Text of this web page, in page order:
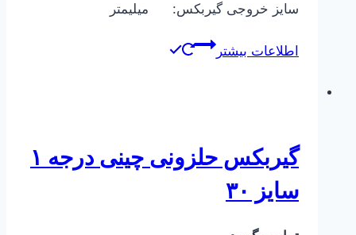
سایز خروجی گیربکس: میلیمتر
اطلاعات بیشتر
گیربکس حلزونی چینی درجه ۱
سایز ۳۰